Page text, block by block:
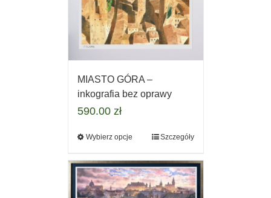
MIASTO GÓRA –
inkografia bez oprawy
590.00 zł
Wybierz opcje Szczegóły